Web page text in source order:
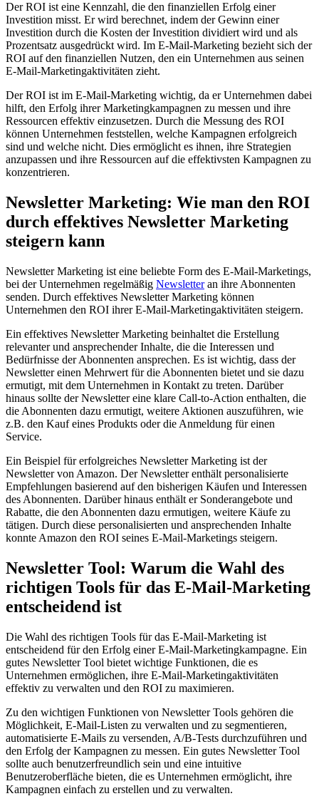
Der ROI ist eine Kennzahl, die den finanziellen Erfolg einer
Investition misst. Er wird berechnet, indem der Gewinn einer
Investition durch die Kosten der Investition dividiert wird und als
Prozentsatz ausgedrückt wird. Im E-Mail-Marketing bezieht sich der
ROI auf den finanziellen Nutzen, den ein Unternehmen aus seinen
E-Mail-Marketingaktivitäten zieht.
Der ROI ist im E-Mail-Marketing wichtig, da er Unternehmen dabei
hilft, den Erfolg ihrer Marketingkampagnen zu messen und ihre
Ressourcen effektiv einzusetzen. Durch die Messung des ROI
können Unternehmen feststellen, welche Kampagnen erfolgreich
sind und welche nicht. Dies ermöglicht es ihnen, ihre Strategien
anzupassen und ihre Ressourcen auf die effektivsten Kampagnen zu
konzentrieren.
Newsletter Marketing: Wie man den ROI
durch effektives Newsletter Marketing
steigern kann
Newsletter Marketing ist eine beliebte Form des E-Mail-Marketings,
bei der Unternehmen regelmäßig Newsletteran ihre Abonnenten
senden. Durch effektives Newsletter Marketing können
Unternehmen den ROI ihrer E-Mail-Marketingaktivitäten steigern.
Ein effektives Newsletter Marketing beinhaltet die Erstellung
relevanter und ansprechender Inhalte, die die Interessen und
Bedürfnisse der Abonnenten ansprechen. Es ist wichtig, dass der
Newsletter einen Mehrwert für die Abonnenten bietet und sie dazu
ermutigt, mit dem Unternehmen in Kontakt zu treten. Darüber
hinaus sollte der Newsletter eine klare Call-to-Action enthalten, die
die Abonnenten dazu ermutigt, weitere Aktionen auszuführen, wie
z.B. den Kauf eines Produkts oder die Anmeldung für einen
Service.
Ein Beispiel für erfolgreiches Newsletter Marketing ist der
Newsletter von Amazon. Der Newsletter enthält personalisierte
Empfehlungen basierend auf den bisherigen Käufen und Interessen
des Abonnenten. Darüber hinaus enthält er Sonderangebote und
Rabatte, die den Abonnenten dazu ermutigen, weitere Käufe zu
tätigen. Durch diese personalisierten und ansprechenden Inhalte
konnte Amazon den ROI seines E-Mail-Marketings steigern.
Newsletter Tool: Warum die Wahl des
richtigen Tools für das E-Mail-Marketing
entscheidend ist
Die Wahl des richtigen Tools für das E-Mail-Marketing ist
entscheidend für den Erfolg einer E-Mail-Marketingkampagne. Ein
gutes Newsletter Tool bietet wichtige Funktionen, die es
Unternehmen ermöglichen, ihre E-Mail-Marketingaktivitäten
effektiv zu verwalten und den ROI zu maximieren.
Zu den wichtigen Funktionen von Newsletter Tools gehören die
Möglichkeit, E-Mail-Listen zu verwalten und zu segmentieren,
automatisierte E-Mails zu versenden, A/B-Tests durchzuführen und
den Erfolg der Kampagnen zu messen. Ein gutes Newsletter Tool
sollte auch benutzerfreundlich sein und eine intuitive
Benutzeroberfläche bieten, die es Unternehmen ermöglicht, ihre
Kampagnen einfach zu erstellen und zu verwalten.